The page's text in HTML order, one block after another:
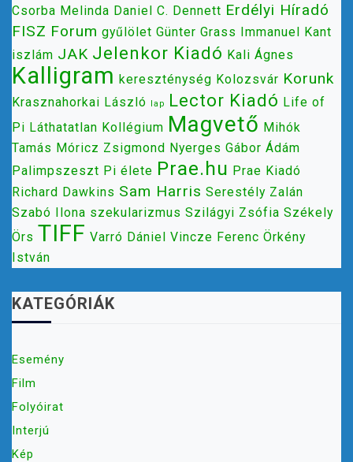
Csorba Melinda Daniel C. Dennett Erdélyi Híradó
FISZ Forum gyűlölet Günter Grass Immanuel Kant
iszlám JAK Jelenkor Kiadó Kali Ágnes
Kalligram kereszténység Kolozsvár Korunk
Krasznahorkai László lap Lector Kiadó Life of
Pi Láthatatlan Kollégium Magvető Mihók
Tamás Móricz Zsigmond Nyerges Gábor Ádám
Palimpszeszt Pi élete Prae.hu Prae Kiadó
Richard Dawkins Sam Harris Serestély Zalán
Szabó Ilona szekularizmus Szilágyi Zsófia Székely
Örs TIFF Varró Dániel Vincze Ferenc Örkény
István
KATEGÓRIÁK
Esemény
Film
Folyóirat
Interjú
Kép